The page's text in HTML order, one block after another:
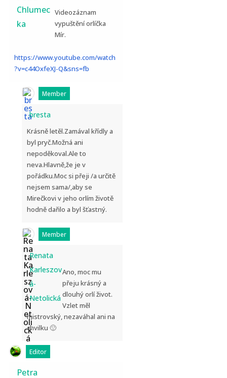
Chlumec
ka
Videozáznam
vypuštění orlíčka
Mír.
https://www.youtube.com/watch
?v=c44OxfeXJ-Q&sns=fb
Member
bresta
Krásně letěl.Zamával křídly a
byl pryč.Možná ani
nepoděkoval.Ale to
neva.Hlavně,že je v
pořádku.Moc si přeji /a určitě
nejsem sama/,aby se
Mirečkovi v jeho orlím životě
hodně dařilo a byl šťastný.
Member
Renata
Karleszov
á-
Netolická
Ano, moc mu
přeju krásný a
dlouhý orlí život.
Vzlet měl
mistrovský, nezaváhal ani na
chvilku 🙂
Editor
Petra